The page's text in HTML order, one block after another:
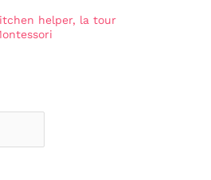
pendant des heures en
helper, la tour